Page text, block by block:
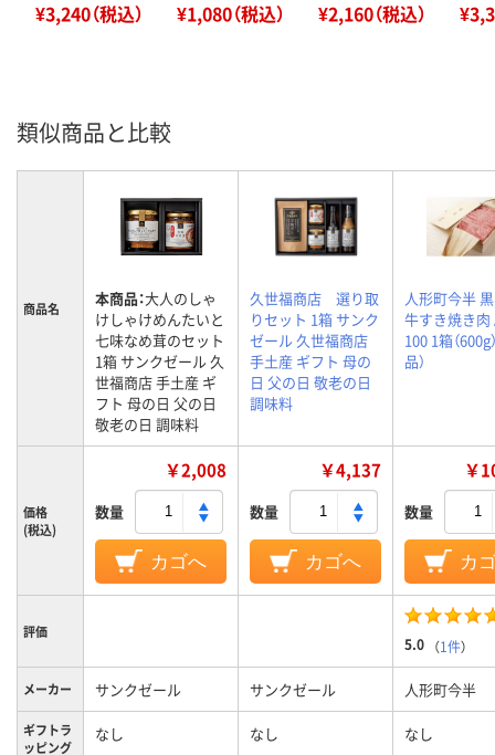
¥3,240（税込） ¥1,080（税込） ¥2,160（税込）
類似商品と比較
商品名 本商品：大人のしゃ
けしゃけめんたいと
七味なめ茸のセット
1箱 サンクゼール 久
世福商店 手土産 ギ
フト 母の日 父の日
敬老の日 調味料
久世福商店 選り取
りセット 1箱 サンク
ゼール 久世福商店
手土産 ギフト 母の
日 父の日 敬老の日
調味料
人形町今半
牛すき焼き肉
100 1箱（600g
品）
価格
(税込)
￥2,008
数量
カゴへ
￥4,137
数量
カゴへ
￥
数量
カ
評価
5.0 （1件）
メーカー サンクゼール サンクゼール 人形町今半
ギフトラ
ッピング
なし なし なし